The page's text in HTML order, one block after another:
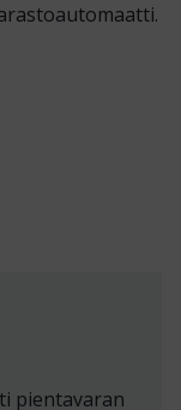
pientavaran